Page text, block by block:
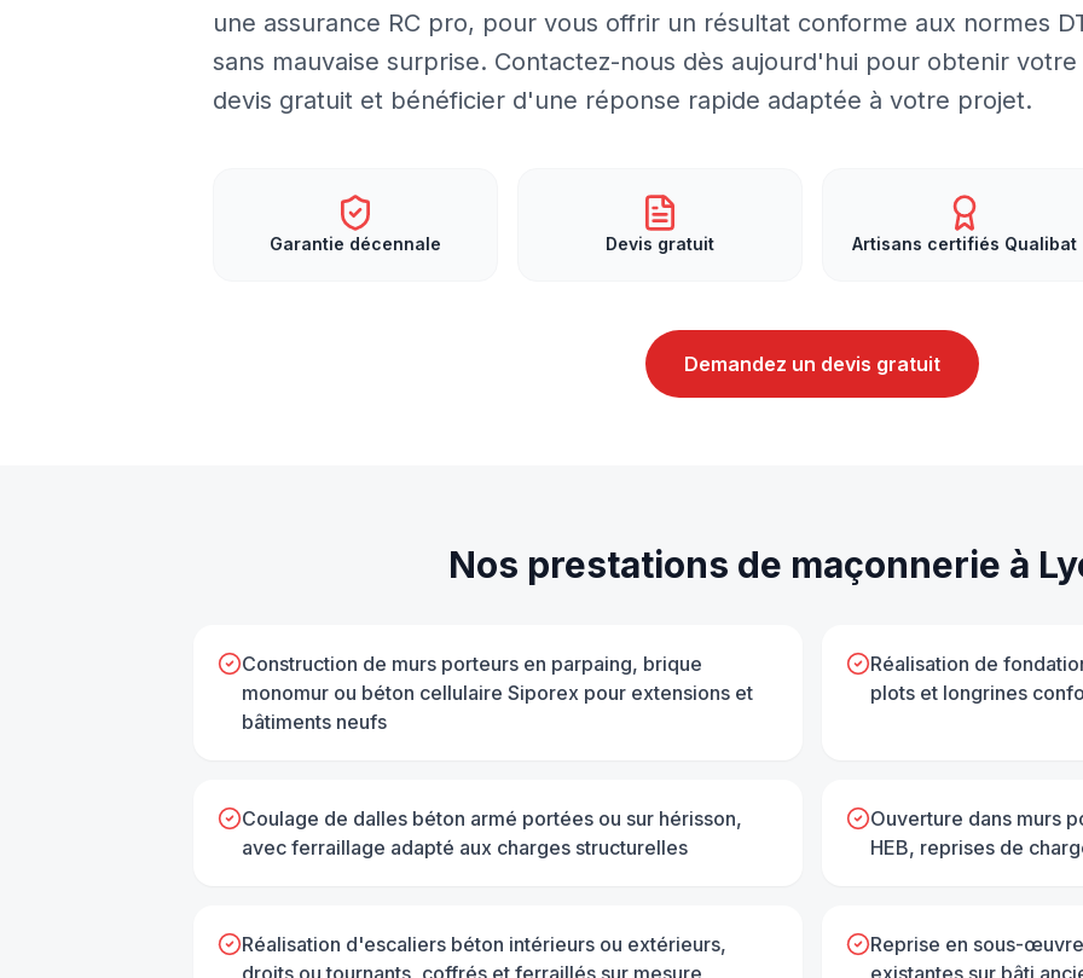
une assurance RC pro, pour vous offrir un résultat conforme aux normes
sans mauvaise surprise. Contactez-nous dès aujourd'hui pour obtenir votre
devis gratuit et bénéficier d'une réponse rapide adaptée à votre projet.
Garantie décennale Devis gratuit Artisans certifiés Qualibat
Demandez un devis gratuit
Nos prestations de maçonnerie à
Construction de murs porteurs en parpaing, brique
monomur ou béton cellulaire Siporex pour extensions et
bâtiments neufs
Réalisation de
plots et longrines
Coulage de dalles béton armé portées ou sur hérisson,
avec ferraillage adapté aux charges structurelles
Ouverture dans murs
HEB, reprises de
Réalisation d'escaliers béton intérieurs ou extérieurs,
droits ou tournants, coffrés et ferraillés sur mesure
Reprise en sous-
existantes sur bâti